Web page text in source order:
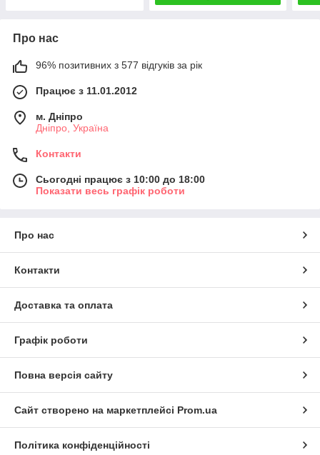
Про нас
96% позитивних з 577 відгуків за рік
Працює з 11.01.2012
м. Дніпро
Дніпро, Україна
Контакти
Сьогодні працює з 10:00 до 18:00
Показати весь графік роботи
Про нас
Контакти
Доставка та оплата
Графік роботи
Повна версія сайту
Сайт створено на маркетплейсі Prom.ua
Політика конфіденційності